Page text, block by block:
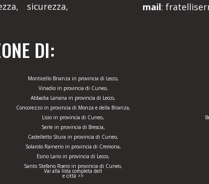
sicurezza,
mail:
DI:
Monticello Brianza in provincia di Lecco,
Vinadio in provincia di Cuneo,
Abbadia Lariana in provincia di Lecco,
Concorezzo in provincia di Monza e della Brianza,
Lisio in provincia di Cuneo,
Serle in provincia di Brescia,
Castelletto Stura in provincia di Cuneo,
Solarolo Rainerio in provincia di Cremona,
Esino Lario in provincia di Lecco,
Santo Stefano Roero in provincia di Cuneo,
Vai alla lista completa dell
e città >>